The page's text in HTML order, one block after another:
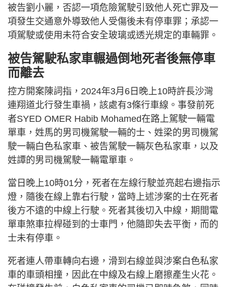
被告劉小麗，否認一項危險駕駛引致他人死亡罪及一
項發生交通意外導致他人受傷後未有停車罪；承認一
項駕駛或使用未符合安全玻璃或透光規定的車輛罪。
被告駕駛私家車輾過倒地死者後無停車
而離去
控方開案陳詞指，2024年3月6日晚上10時許長沙灣
連翔道北行發生車禍，該處有3條行車線。事發前死
者SYED OMER Habib Mohamed在路上駕駛一輛電
單車，姓馬的男司機駕駛一輛的士、姓梁的男司機駕
駛一輛白色私家車、被告駕駛一輛灰色私家車，以及
姓譚的男司機駕駛一輛電單車。
當日晚上10時01分，死者在左線行駛並亮起右邊指示
燈，隨後在線上靠右行駛，當時上述涉案的士在死者
後方不遠的中線上行駛。死者其後切入中線，期間電
單車煞車拉桿碰到的士車門，他隨即失去平衡，而的
士未有停車。
死者連人帶車轉向右邊，滑到右線並與涉案白色私家
車的車頭相撞，因此在中線及右線上磨擦產生火花。